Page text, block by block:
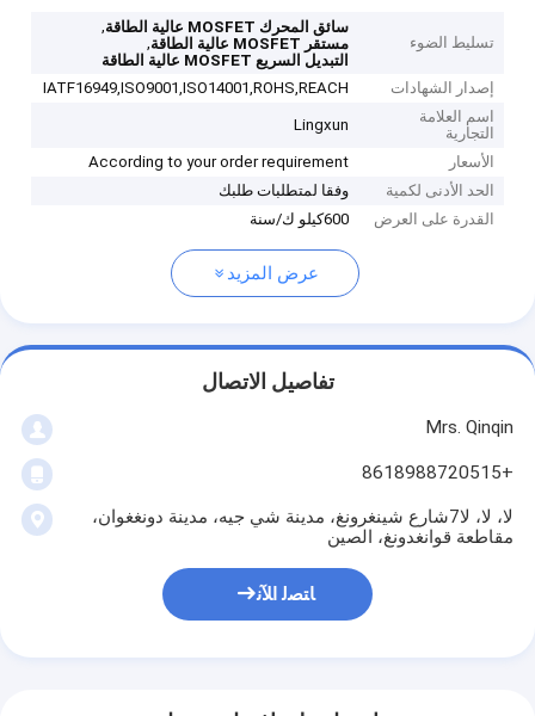
تسليط الضوء
سائق المحرك MOSFET عالية الطاقة
,
مستقر MOSFET عالية الطاقة
,
التبديل السريع MOSFET عالية الطاقة
إصدار الشهادات
IATF16949,ISO9001,ISO14001,ROHS,REACH
اسم العلامة
التجارية
Lingxun
الأسعار
According to your order requirement
الحد الأدنى لكمية
وفقا لمتطلبات طلبك
القدرة على العرض
600كيلو ك/سنة
عرض المزيد
تفاصيل الاتصال
Mrs. Qinqin
+8618988720515
لا، لا، لا7شارع شينغرونغ، مدينة شي جيه، مدينة دونغغوان،
مقاطعة قوانغدونغ، الصين
ﺎﺘﺼﻟ ﺍﻶﻧ